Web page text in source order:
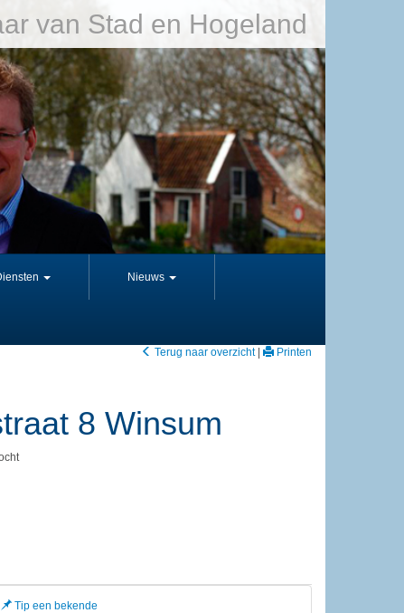
van Stad en Hogeland
Nieuws
Terug naar overzicht Printen
8 Winsum
Tip een bekende